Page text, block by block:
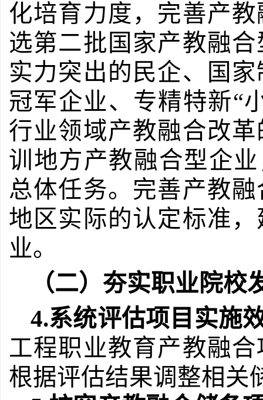
化培育力度，完善产
选第二批国家产教融
实力突出的民企、国
冠军企业、专精特新“
行业领域产教融合改
训地方产教融合型企
总体任务。完善产教
地区实际的认定标准
业。
（二）夯实职业院校
4.系统评估项目实施
工程职业教育产教融
根据评估结果调整相关